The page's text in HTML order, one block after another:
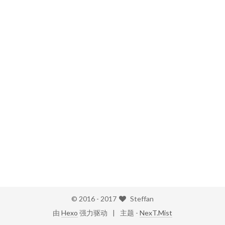
© 2016 - 2017
Steffan
由 Hexo 强力驱动 主题 - NexT.Mist